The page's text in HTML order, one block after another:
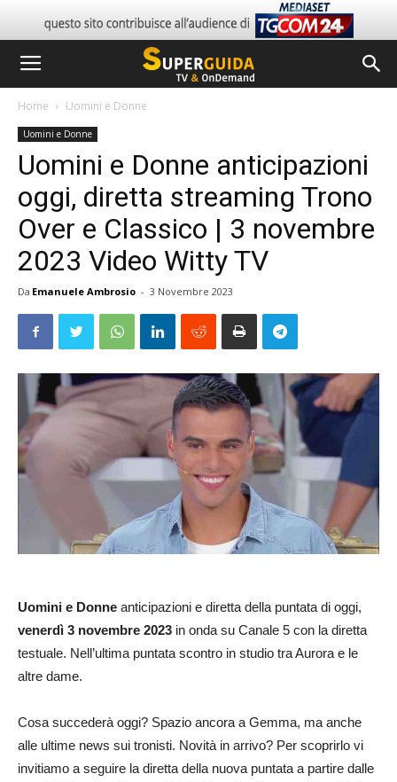
Home Uomini e Donne
Uomini e Donne
Uomini e Donne anticipazioni
oggi, diretta streaming Trono
Over e Classico | 3 novembre
2023 Video Witty TV
Da Emanuele Ambrosio - 3 Novembre 2023
Uomini e Donne anticipazioni e diretta della puntata di oggi,
venerdì 3 novembre 2023 in onda su Canale 5 con la diretta
testuale. Nell’ultima puntata scontro in studio tra Aurora e le
altre dame.
Cosa succederà oggi? Spazio ancora a Gemma, ma anche
alle ultime news sui tronisti. Novità in arrivo? Per scoprirlo vi
invitiamo a seguire la diretta della nuova puntata a partire dalle